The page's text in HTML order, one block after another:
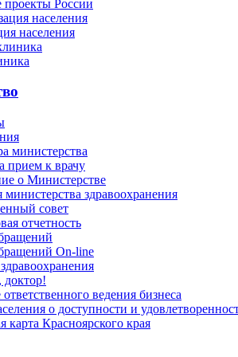
России
населения
министерства
прием к врачу
о Министерстве
министерства здравоохранения
совет
отчетность
On-line
доктор!
ответственного ведения бизнеса
о доступности и
карта Красноярского края